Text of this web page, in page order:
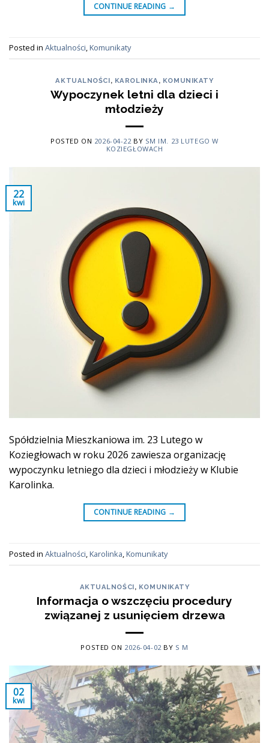
CONTINUE READING →
Posted in Aktualności,Komunikaty
AKTUALNOŚCI, KAROLINKA, KOMUNIKATY
Wypoczynek letni dla dzieci i
młodzieży
POSTED ON 2026-04-22 BY SM IM. 23 LUTEGO W
KOZIEGŁOWACH
22
kwi
Spółdzielnia Mieszkaniowa im. 23 Lutego w
Koziegłowach w roku 2026 zawiesza organizację
wypoczynku letniego dla dzieci i młodzieży w Klubie
Karolinka.
CONTINUE READING →
Posted in Aktualności,Karolinka,Komunikaty
AKTUALNOŚCI, KOMUNIKATY
Informacja o wszczęciu procedury
związanej z usunięciem drzewa
POSTED ON 2026-04-02 BY S M
02
kwi